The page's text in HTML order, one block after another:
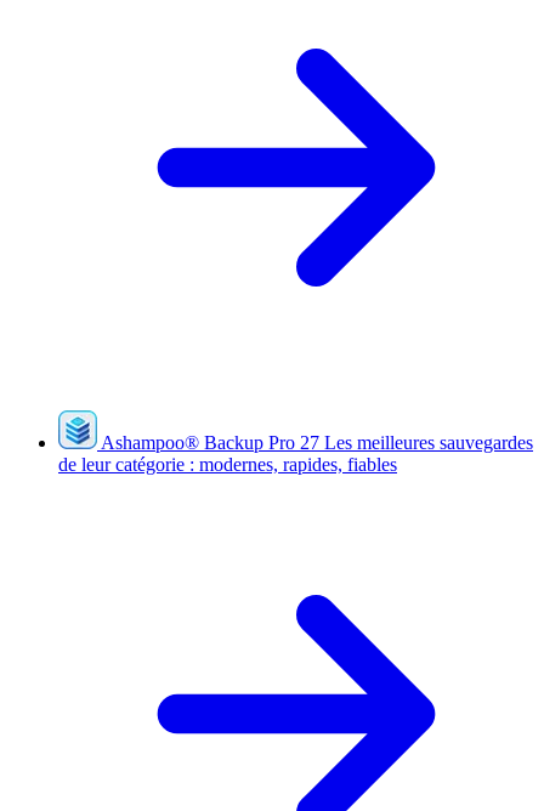
Ashampoo® Backup Pro 27 Les meilleures sauvegardes
de leur catégorie : modernes, rapides, fiables